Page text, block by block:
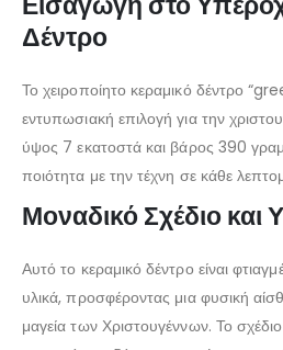
Δέντρο
Το χειροποίητο κεραμικό δέντρο
εντυπωσιακή επιλογή για την
ύψος 7 εκατοστά και βάρος 390
ποιότητα με την τέχνη σε κάθε
Μοναδικό Σχέδιο και
Αυτό το κεραμικό δέντρο είναι
υλικά, προσφέροντας μια φυσική
μαγεία των Χριστουγέννων. Το